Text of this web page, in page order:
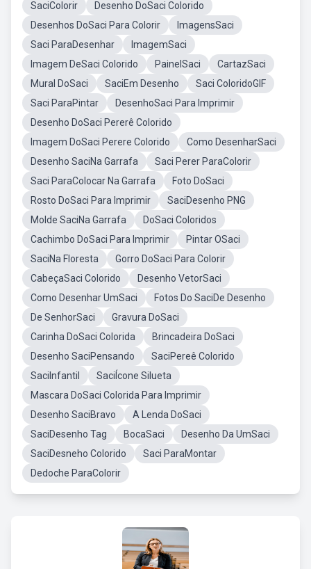
SaciColorir
Desenho DoSaci Colorido
Desenhos DoSaci Para Colorir
ImagensSaci
Saci ParaDesenhar
ImagemSaci
Imagem DeSaci Colorido
PainelSaci
CartazSaci
Mural DoSaci
SaciEm Desenho
Saci ColoridoGIF
Saci ParaPintar
DesenhoSaci Para Imprimir
Desenho DoSaci Pererê Colorido
Imagem DoSaci Perere Colorido
Como DesenharSaci
Desenho SaciNa Garrafa
Saci Perer ParaColorir
Saci ParaColocar Na Garrafa
Foto DoSaci
Rosto DoSaci Para Imprimir
SaciDesenho PNG
Molde SaciNa Garrafa
DoSaci Coloridos
Cachimbo DoSaci Para Imprimir
Pintar OSaci
SaciNa Floresta
Gorro DoSaci Para Colorir
CabeçaSaci Colorido
Desenho VetorSaci
Como Desenhar UmSaci
Fotos Do SaciDe Desenho
De SenhorSaci
Gravura DoSaci
Carinha DoSaci Colorida
Brincadeira DoSaci
Desenho SaciPensando
SaciPereê Colorido
SaciInfantil
SaciÍcone Silueta
Mascara DoSaci Colorida Para Imprimir
Desenho SaciBravo
A Lenda DoSaci
SaciDesenho Tag
BocaSaci
Desenho Da UmSaci
SaciDesneho Colorido
Saci ParaMontar
Dedoche ParaColorir